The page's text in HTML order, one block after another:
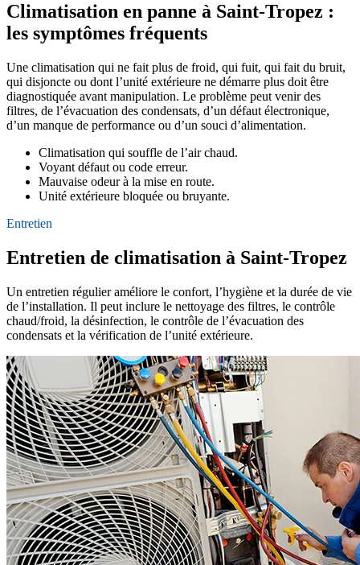
Climatisation en panne à Saint-Tropez :
les symptômes fréquents
Une climatisation qui ne fait plus de froid, qui fuit, qui fait du bruit,
qui disjoncte ou dont l’unité extérieure ne démarre plus doit être
diagnostiquée avant manipulation. Le problème peut venir des
filtres, de l’évacuation des condensats, d’un défaut électronique,
d’un manque de performance ou d’un souci d’alimentation.
Climatisation qui souffle de l’air chaud.
Voyant défaut ou code erreur.
Mauvaise odeur à la mise en route.
Unité extérieure bloquée ou bruyante.
Entretien
Entretien de climatisation à Saint-Tropez
Un entretien régulier améliore le confort, l’hygiène et la durée de vie
de l’installation. Il peut inclure le nettoyage des filtres, le contrôle
chaud/froid, la désinfection, le contrôle de l’évacuation des
condensats et la vérification de l’unité extérieure.